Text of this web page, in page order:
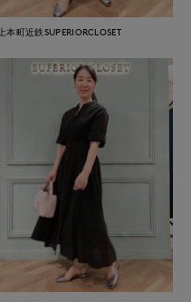
上本町近鉄SUPERIORCLOSET